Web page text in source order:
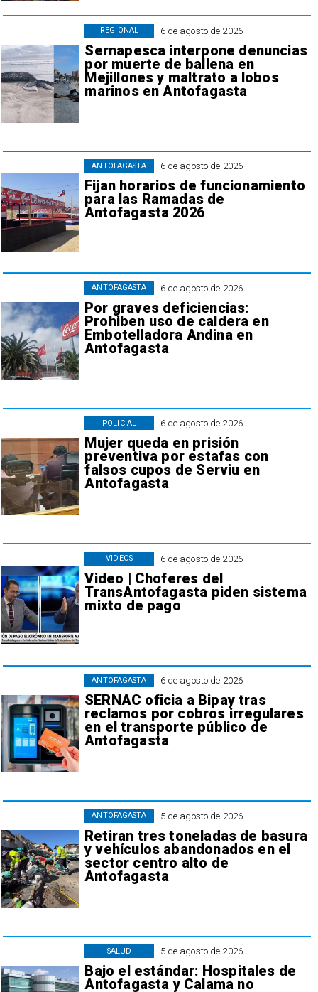
6 de agosto de 2026
Sernapesca interpone denuncias
por muerte de ballena en
Mejillones y maltrato a lobos
marinos en Antofagasta
REGIONAL
6 de agosto de 2026
Fijan horarios de funcionamiento
para las Ramadas de
Antofagasta 2026
ANTOFAGASTA
6 de agosto de 2026
Por graves deficiencias:
Prohiben uso de caldera en
Embotelladora Andina en
Antofagasta
ANTOFAGASTA
6 de agosto de 2026
Mujer queda en prisión
preventiva por estafas con
falsos cupos de Serviu en
Antofagasta
POLICIAL
6 de agosto de 2026
Video | Choferes del
TransAntofagasta piden sistema
mixto de pago
VIDEOS
6 de agosto de 2026
SERNAC oficia a Bipay tras
reclamos por cobros irregulares
en el transporte público de
Antofagasta
ANTOFAGASTA
5 de agosto de 2026
Retiran tres toneladas de basura
y vehículos abandonados en el
sector centro alto de
Antofagasta
ANTOFAGASTA
5 de agosto de 2026
Bajo el estándar: Hospitales de
Antofagasta y Calama no
SALUD